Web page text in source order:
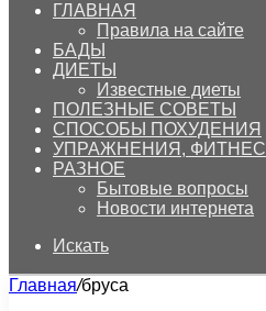
ГЛАВНАЯ
Правила на сайте
БАДЫ
ДИЕТЫ
Известные диеты
ПОЛЕЗНЫЕ СОВЕТЫ
СПОСОБЫ ПОХУДЕНИЯ
УПРАЖНЕНИЯ, ФИТНЕС
РАЗНОЕ
Бытовые вопросы
Новости интернета
Искать
Главная/бруса